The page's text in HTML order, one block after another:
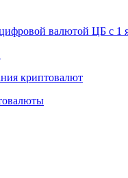
валютой ЦБ с 1
криптовалют